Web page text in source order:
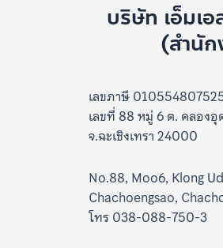
บริษัท เอ็มเ
(สำนั
เลขภาษี
เลขที่ 88 หมู่ 6 ต. คลองอุ
จ.ฉะเชิงเทรา 24000
No.88, Moo6, Klong
Chachoengsao,
โทร 038-088-750-3